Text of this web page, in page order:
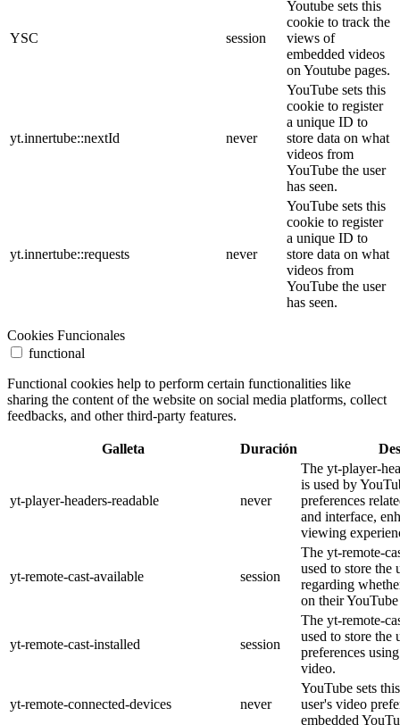
YSC session
Youtube sets this
cookie to track the
views of
embedded videos
on Youtube pages.
yt.innertube::nextId never
YouTube sets this
cookie to register
a unique ID to
store data on what
videos from
YouTube the user
has seen.
yt.innertube::requests never
YouTube sets this
cookie to register
a unique ID to
store data on what
videos from
YouTube the user
has seen.
Cookies Funcionales
functional
Functional cookies help to perform certain functionalities like
sharing the content of the website on social media platforms, collect
feedbacks, and other third-party features.
Galleta Duración
yt-player-headers-readable never
The yt-player-
is used by
preferences
and interface,
viewing
yt-remote-cast-available session
The yt-remote-
used to store the
regarding
on their
yt-remote-cast-installed session
The yt-remote-
used to store the
preferences
video.
yt-remote-connected-devices never
YouTube sets
user's video
embedded